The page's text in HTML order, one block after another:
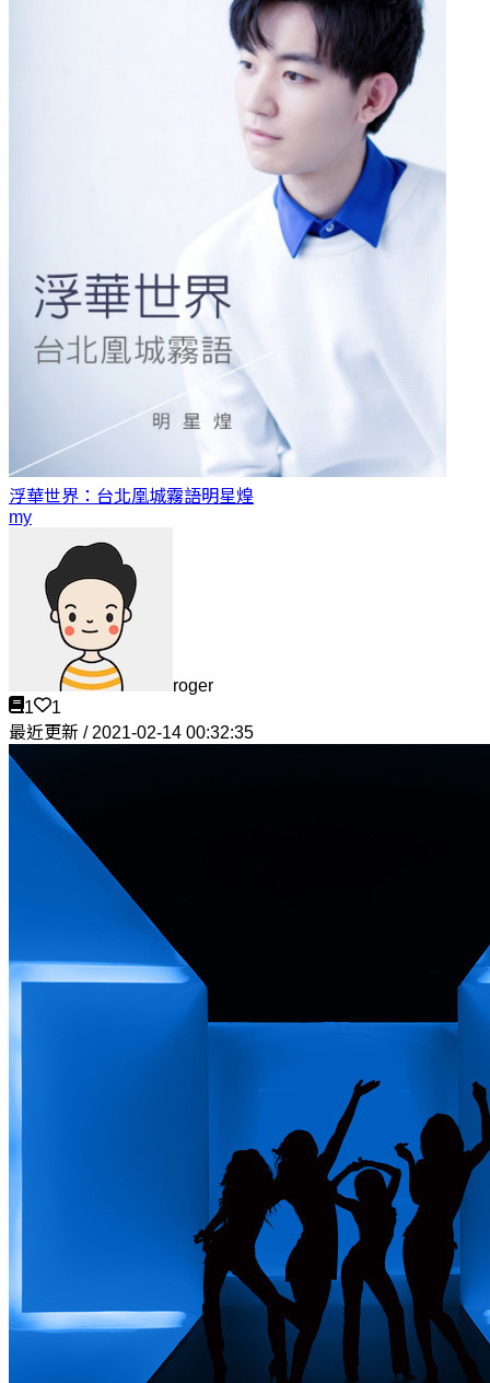
浮華世界：台北凰城霧語明星煌
my
roger
1
1
最近更新 / 2021-02-14 00:32:35